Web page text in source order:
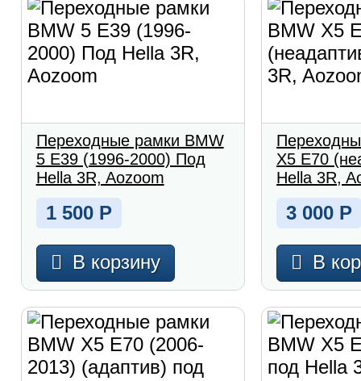
Переходные рамки BMW
5 E39 (1996-2000) Под
Hella 3R, Aozoom
1 500 Р
В корзину
X5 E70
Hella 3R,
3 000 Р
В